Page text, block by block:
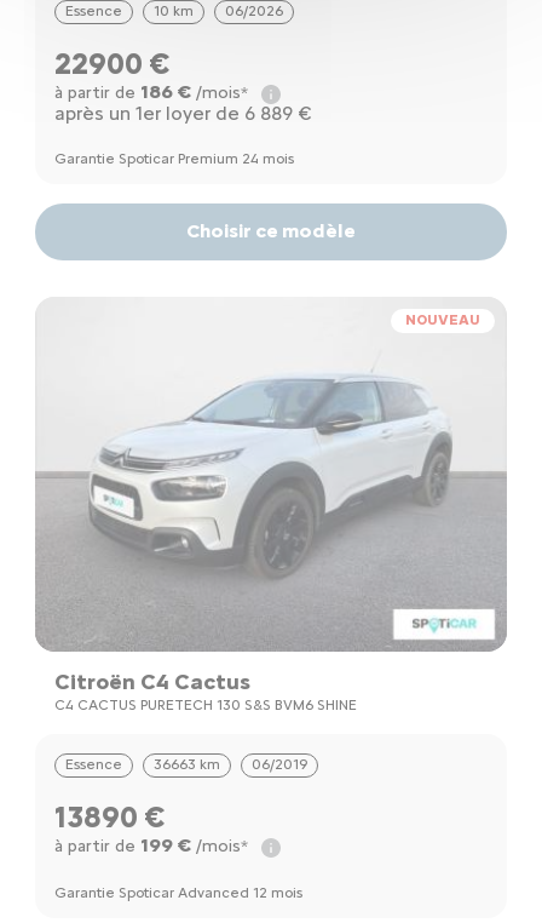
Essence 10 km 06/2026
22900 €
à partir de 186 €/mois*
après un 1er loyer de 6 889 €
Garantie Spoticar Premium 24 mois
Choisir ce modèle
NOUVEAU
Citroën C4 Cactus
C4 CACTUS PURETECH 130 S&S BVM6 SHINE
Essence 36663 km 06/2019
13890 €
à partir de 199 €/mois*
Garantie Spoticar Advanced 12 mois